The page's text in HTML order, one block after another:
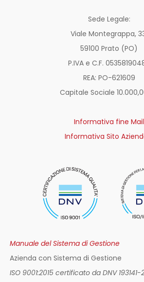
Sede Legale:
Viale Montegrappa,
59100 Prato (PO)
P.IVA e C.F.
REA: PO-621609
Capitale Sociale
Informativa fine Mail
Informativa Sito
Manuale del Sistema di Gestione
Azienda con Sistema di Gestione
ISO 9001:2015 certificato da DNV